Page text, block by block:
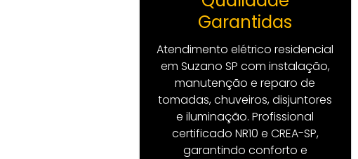
Garantidas
Atendimento elétrico residencial
em Suzano SP com instalação,
manutenção e reparo de
tomadas, chuveiros, disjuntores
e iluminação. Profissional
certificado NR10 e CREA-SP,
garantindo conforto e